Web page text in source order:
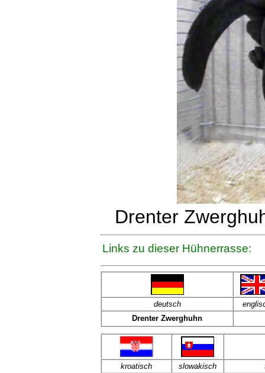
Drenter
Links zu dieser Hühnerrasse:
deutsch
Drenter Zwerghuhn
kroatisch slowakisch